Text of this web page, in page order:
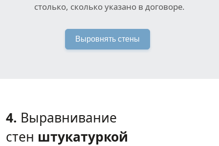
столько, сколько указано в договоре.
Выровнять стены
4. Выравнивание
стен штукатуркой